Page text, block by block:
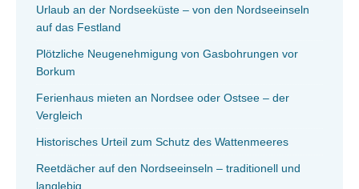
Urlaub an der Nordseeküste – von den Nordseeinseln
auf das Festland
Plötzliche Neugenehmigung von Gasbohrungen vor
Borkum
Ferienhaus mieten an Nordsee oder Ostsee – der
Vergleich
Historisches Urteil zum Schutz des Wattenmeeres
Reetdächer auf den Nordseeinseln – traditionell und
langlebig